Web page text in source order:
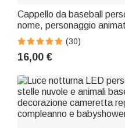
Cappello da baseball
nome, personaggio
Regalo di compleanno per
appassionati di cavalli
(30)
16,00 €